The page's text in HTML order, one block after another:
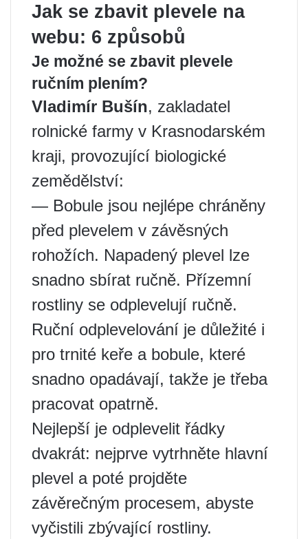
Jak se zbavit plevele na
webu: 6 způsobů
Je možné se zbavit plevele
ručním plením?
Vladimír Bušín, zakladatel
rolnické farmy v Krasnodarském
kraji, provozující biologické
zemědělství:
— Bobule jsou nejlépe chráněny
před plevelem v závěsných
rohožích. Napadený plevel lze
snadno sbírat ručně. Přízemní
rostliny se odplevelují ručně.
Ruční odplevelování je důležité i
pro trnité keře a bobule, které
snadno opadávají, takže je třeba
pracovat opatrně.
Nejlepší je odplevelit řádky
dvakrát: nejprve vytrhněte hlavní
plevel a poté projděte
závěrečným procesem, abyste
vyčistili zbývající rostliny.